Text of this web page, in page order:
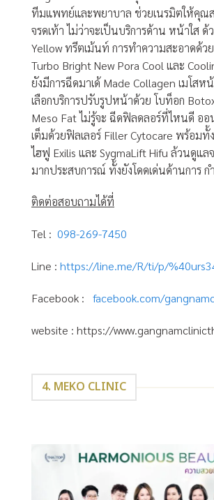
ทีมแพทย์และพยาบาล ช่วยเนรมิตให้คุณ
จรดเท้า ไม่ว่าจะเป็นบริการด้าน หน้าใส ด้
Yellow ทรีตเม้นท์ การทำความสะอาดด้ว
Turbo Bright New Pora Cool และ
ยังมีการฉีดมาเด้ Made Collagen เมโสห
เลือกบริการปรับรูปหน้าด้วย โบท็อก
Meso Fat ไม่รู้จะ ฉีดฟิลดลอร์ที่ไหนดี อ
เต็มด้วยฟิลเลอร์ Filler Cytocare พร้อมทั้
ไฮฟู Exilis และ SygmaLift Hifu ล้วนดูแ
มากประสบการณ์ ทั้งยังโดดเด่นด้านการ ก
ติดต่อสอบถามได้ที่
Tel : 098-269-7450
Line : https://line.me/R/ti/p/
Facebook : facebook.com/
website : https://
4. MEKO CLINIC